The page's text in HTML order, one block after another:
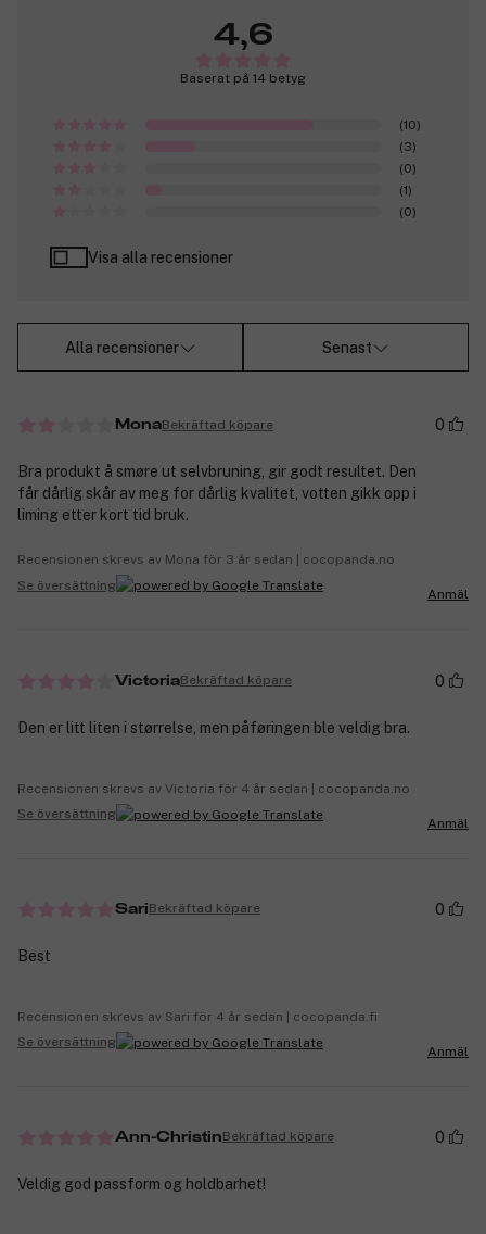
4,6
Baserat på 14 betyg
(10)
(3)
(0)
(1)
(0)
Visa alla recensioner
Alla recensioner Senast
MonaBekräftad köpare 0
Bra produkt å smøre ut selvbruning, gir godt resultet. Den
får dårlig skår av meg for dårlig kvalitet, votten gikk opp i
liming etter kort tid bruk.
Recensionen skrevs av Mona för 3 år sedan | cocopanda.no
Se översättning
Anmäl
VictoriaBekräftad köpare 0
Den er litt liten i størrelse, men påføringen ble veldig bra.
Recensionen skrevs av Victoria för 4 år sedan | cocopanda.no
Se översättning
Anmäl
SariBekräftad köpare 0
Best
Recensionen skrevs av Sari för 4 år sedan | cocopanda.fi
Se översättning
Anmäl
Ann-ChristinBekräftad köpare 0
Veldig god passform og holdbarhet!